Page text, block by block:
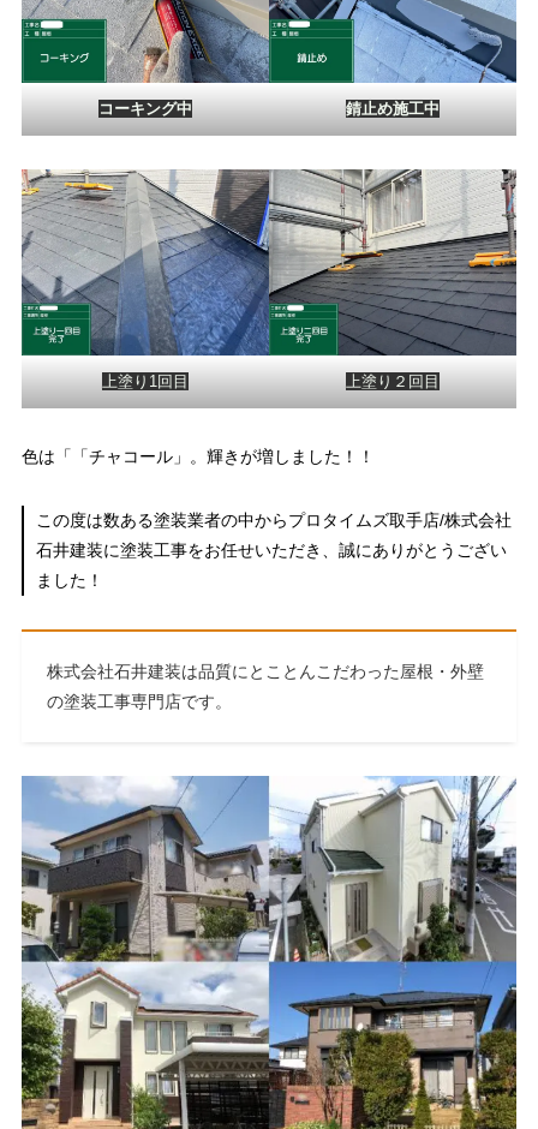
コーキング中 錆止め施工中
上塗り1回目 上塗り２回目
色は「「チャコール」。輝きが増しました！！
この度は数ある塗装業者の中からプロタイムズ取手店/株式会社
石井建装に塗装工事をお任せいただき、誠にありがとうござい
ました！
株式会社石井建装は品質にとことんこだわった屋根・外壁
の塗装工事専門店です。